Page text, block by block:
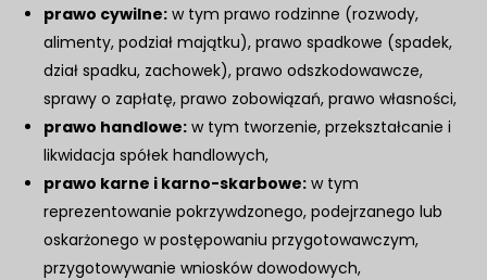
prawo cywilne: w tym prawo rodzinne (rozwody,
alimenty, podział majątku), prawo spadkowe (spadek,
dział spadku, zachowek), prawo odszkodowawcze,
sprawy o zapłatę, prawo zobowiązań, prawo własności,
prawo handlowe: w tym tworzenie, przekształcanie i
likwidacja spółek handlowych,
prawo karne i karno-skarbowe: w tym
reprezentowanie pokrzywdzonego, podejrzanego lub
oskarżonego w postępowaniu przygotowawczym,
przygotowywanie wniosków dowodowych,